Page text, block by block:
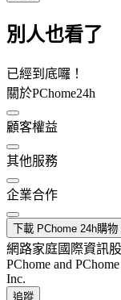
別人也看了
已經到底囉！
關於PChome24h
顧客權益
其他服務
企業合作
下載 PChome 24h購物
網路家庭國際資訊
PChome and
Inc.
追蹤